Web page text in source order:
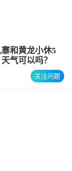
和黄龙小休5
气可以吗？
关注问题